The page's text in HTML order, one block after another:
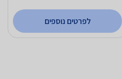
לפרטים נוספים